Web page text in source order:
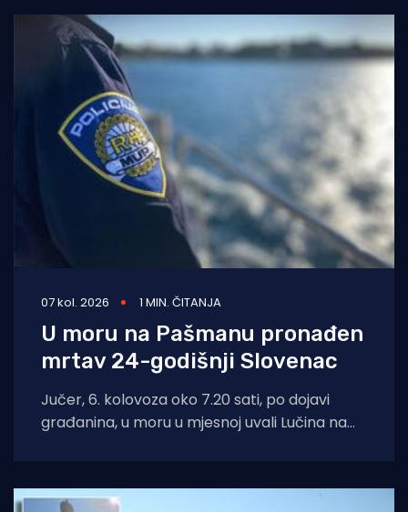
07 kol. 2026 1 MIN. ČITANJA
U moru na Pašmanu pronađen
mrtav 24-godišnji Slovenac
Jučer, 6. kolovoza oko 7.20 sati, po dojavi
građanina, u moru u mjesnoj uvali Lučina na